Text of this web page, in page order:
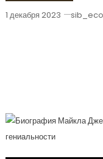
1 декабря 2023